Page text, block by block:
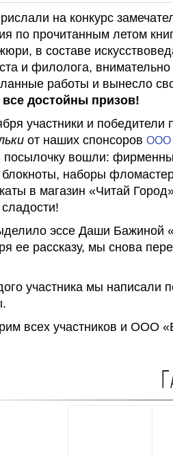
на конкурс
по прочитанным летом
в составе
и филолога, внимательно
работы и вынесло
все достойны призов!
участники и победители
от наших спонсоров ООО
посылочку вошли:
блокноты, наборы
в магазин «Читай
эссе Даши Бажиной
ее рассказу, мы снова
участника мы написали
всех участников и ООО